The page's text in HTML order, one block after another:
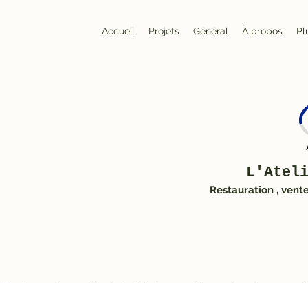
Accueil Projets Général À propos
Restauration ,